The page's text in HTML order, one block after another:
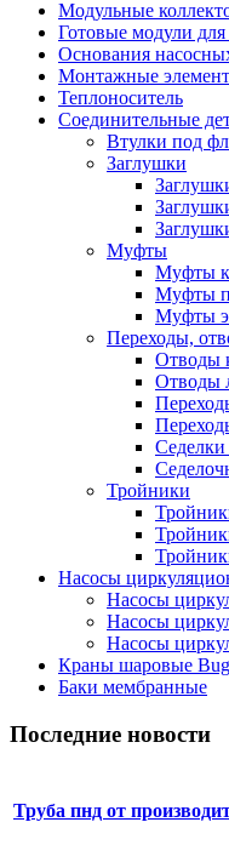
Модульные
Готовые модули для
Основания
Монтажные
Теплоноситель
Соединительные
Втулки под
Заглушки
Муфты
Муфты
Муфты
Муфты
Переходы,
Отводы
Отводы
Седелки
Тройники
Насосы
Насосы
Насосы
Насосы
Краны шаровые
Баки мембранные
Последние новости
Труба пнд от